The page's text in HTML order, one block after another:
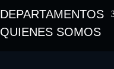
DEPARTAMENTOS
QUIENES SOMOS